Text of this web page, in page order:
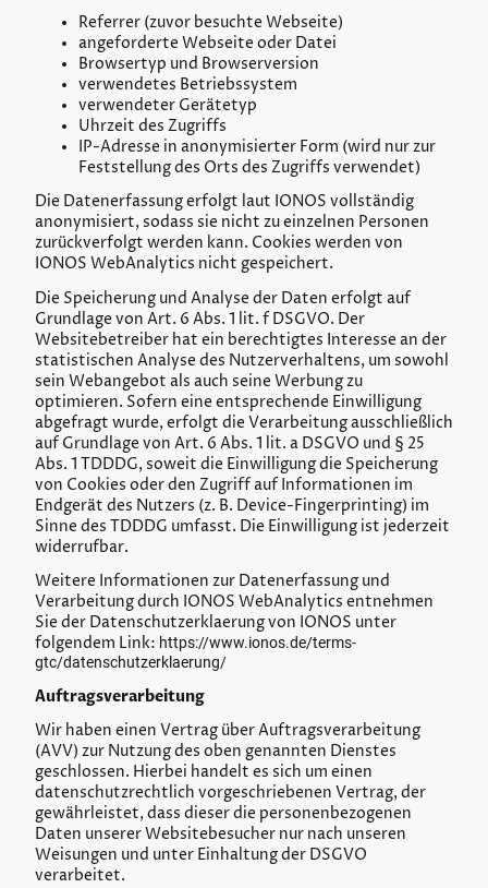
Referrer (zuvor besuchte Webseite)
angeforderte Webseite oder Datei
Browsertyp und Browserversion
verwendetes Betriebssystem
verwendeter Gerätetyp
Uhrzeit des Zugriffs
IP-Adresse in anonymisierter Form (wird nur zur
Feststellung des Orts des Zugriffs verwendet)
Die Datenerfassung erfolgt laut IONOS vollständig
anonymisiert, sodass sie nicht zu einzelnen Personen
zurückverfolgt werden kann. Cookies werden von
IONOS WebAnalytics nicht gespeichert.
Die Speicherung und Analyse der Daten erfolgt auf
Grundlage von Art. 6 Abs. 1 lit. f DSGVO. Der
Websitebetreiber hat ein berechtigtes Interesse an der
statistischen Analyse des Nutzerverhaltens, um sowohl
sein Webangebot als auch seine Werbung zu
optimieren. Sofern eine entsprechende Einwilligung
abgefragt wurde, erfolgt die Verarbeitung ausschließlich
auf Grundlage von Art. 6 Abs. 1 lit. a DSGVO und § 25
Abs. 1 TDDDG, soweit die Einwilligung die Speicherung
von Cookies oder den Zugriff auf Informationen im
Endgerät des Nutzers (z. B. Device-Fingerprinting) im
Sinne des TDDDG umfasst. Die Einwilligung ist jederzeit
widerrufbar.
Weitere Informationen zur Datenerfassung und
Verarbeitung durch IONOS WebAnalytics entnehmen
Sie der Datenschutzerklaerung von IONOS unter
folgendem Link: https://www.ionos.de/terms-
gtc/datenschutzerklaerung/
Auftragsverarbeitung
Wir haben einen Vertrag über Auftragsverarbeitung
(AVV) zur Nutzung des oben genannten Dienstes
geschlossen. Hierbei handelt es sich um einen
datenschutzrechtlich vorgeschriebenen Vertrag, der
gewährleistet, dass dieser die personenbezogenen
Daten unserer Websitebesucher nur nach unseren
Weisungen und unter Einhaltung der DSGVO
verarbeitet.